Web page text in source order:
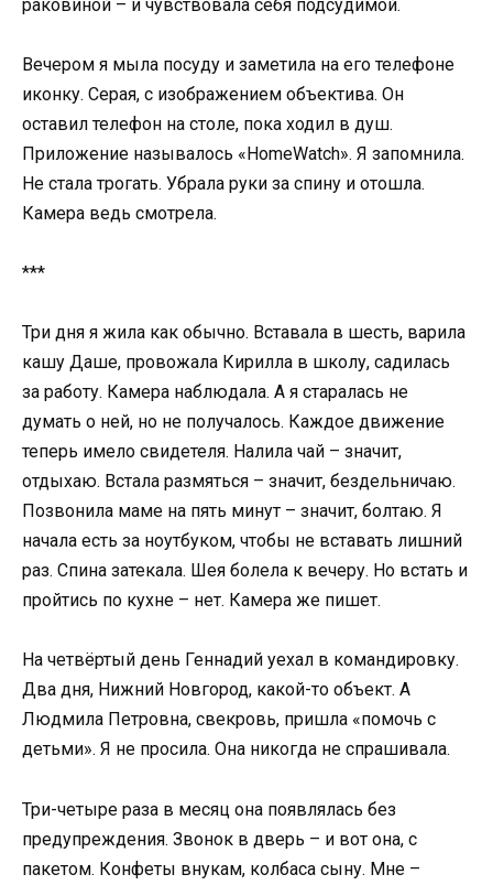
раковиной – и чувствовала себя подсудимой.
Вечером я мыла посуду и заметила на его телефоне
иконку. Серая, с изображением объектива. Он
оставил телефон на столе, пока ходил в душ.
Приложение называлось «HomeWatch». Я запомнила.
Не стала трогать. Убрала руки за спину и отошла.
Камера ведь смотрела.
***
Три дня я жила как обычно. Вставала в шесть, варила
кашу Даше, провожала Кирилла в школу, садилась
за работу. Камера наблюдала. А я старалась не
думать о ней, но не получалось. Каждое движение
теперь имело свидетеля. Налила чай – значит,
отдыхаю. Встала размяться – значит, бездельничаю.
Позвонила маме на пять минут – значит, болтаю. Я
начала есть за ноутбуком, чтобы не вставать лишний
раз. Спина затекала. Шея болела к вечеру. Но встать и
пройтись по кухне – нет. Камера же пишет.
На четвёртый день Геннадий уехал в командировку.
Два дня, Нижний Новгород, какой-то объект. А
Людмила Петровна, свекровь, пришла «помочь с
детьми». Я не просила. Она никогда не спрашивала.
Три-четыре раза в месяц она появлялась без
предупреждения. Звонок в дверь – и вот она, с
пакетом. Конфеты внукам, колбаса сыну. Мне –